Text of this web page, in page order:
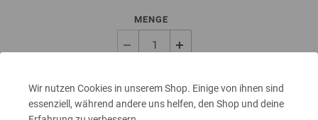
Wir nutzen Cookies in unserem Shop. Einige von ihnen sind
essenziell, während andere uns helfen, den Shop und deine
MENGE
IN DEN EINKAUFSWAGEN LEGEN